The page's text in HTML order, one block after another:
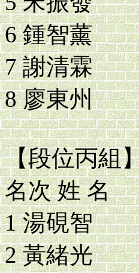
6 鍾智薰
7 謝清霖
8 廖東州
【段位丙組
名次 姓 名
1 湯硯智
2 黃緒光